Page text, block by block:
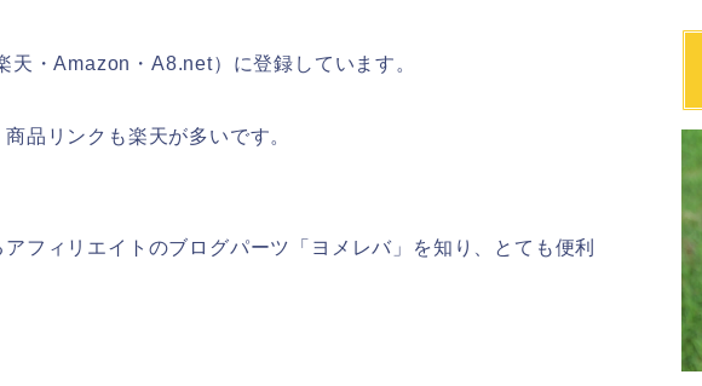
天・Amazon・A8.net）に登録しています。
品リンクも楽天が多いです。
フィリエイトのブログパーツ「ヨメレバ」を知り、とても便利